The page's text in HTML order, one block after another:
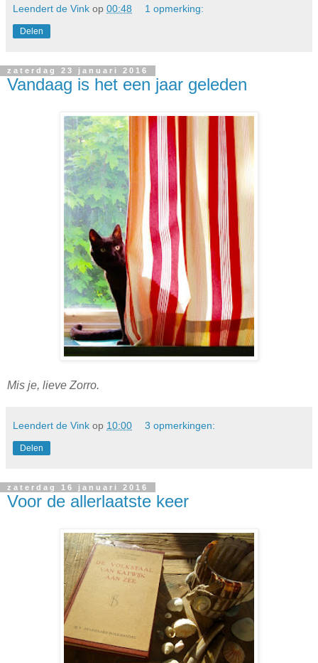
Leendert de Vink op 00:48 1 opmerking:
Delen
zaterdag 23 januari 2016
Vandaag is het een jaar geleden
Mis je, lieve Zorro.
Leendert de Vink op 10:00 3 opmerkingen:
Delen
zaterdag 16 januari 2016
Voor de allerlaatste keer